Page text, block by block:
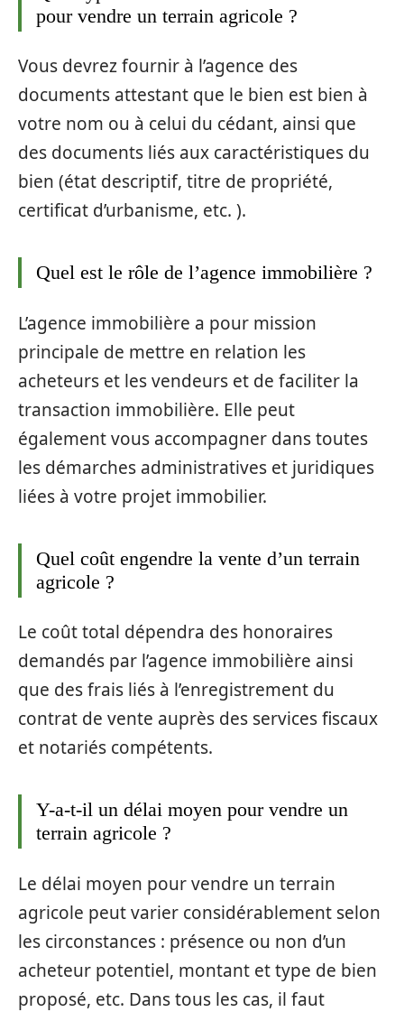
pour vendre un terrain agricole ?
Vous devrez fournir à l’agence des
documents attestant que le bien est bien à
votre nom ou à celui du cédant, ainsi que
des documents liés aux caractéristiques du
bien (état descriptif, titre de propriété,
certificat d’urbanisme, etc. ).
Quel est le rôle de l’agence immobilière ?
L’agence immobilière a pour mission
principale de mettre en relation les
acheteurs et les vendeurs et de faciliter la
transaction immobilière. Elle peut
également vous accompagner dans toutes
les démarches administratives et juridiques
liées à votre projet immobilier.
Quel coût engendre la vente d’un terrain
agricole ?
Le coût total dépendra des honoraires
demandés par l’agence immobilière ainsi
que des frais liés à l’enregistrement du
contrat de vente auprès des services fiscaux
et notariés compétents.
Y-a-t-il un délai moyen pour vendre un
terrain agricole ?
Le délai moyen pour vendre un terrain
agricole peut varier considérablement selon
les circonstances : présence ou non d’un
acheteur potentiel, montant et type de bien
proposé, etc. Dans tous les cas, il faut